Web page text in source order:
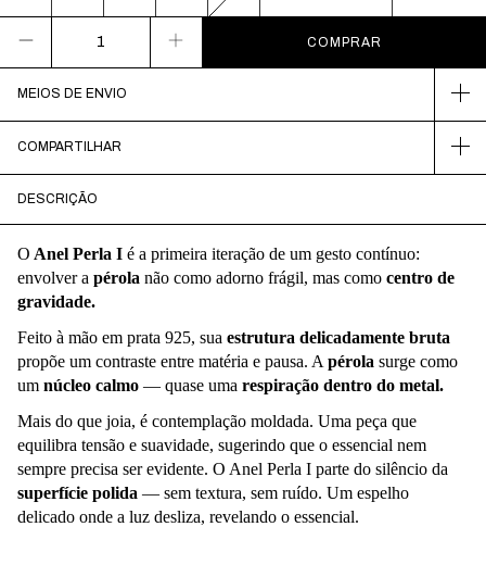
MEIOS DE ENVIO
COMPARTILHAR
DESCRIÇÃO
O Anel Perla I é a primeira iteração de um gesto contínuo:
envolver a pérola não como adorno frágil, mas como centro de
gravidade.
Feito à mão em prata 925, sua estrutura delicadamente bruta
propõe um contraste entre matéria e pausa. A pérola surge como
um núcleo calmo — quase uma respiração dentro do metal.
Mais do que joia, é contemplação moldada. Uma peça que
equilibra tensão e suavidade, sugerindo que o essencial nem
sempre precisa ser evidente. O Anel Perla I parte do silêncio da
superfície polida — sem textura, sem ruído. Um espelho
delicado onde a luz desliza, revelando o essencial.